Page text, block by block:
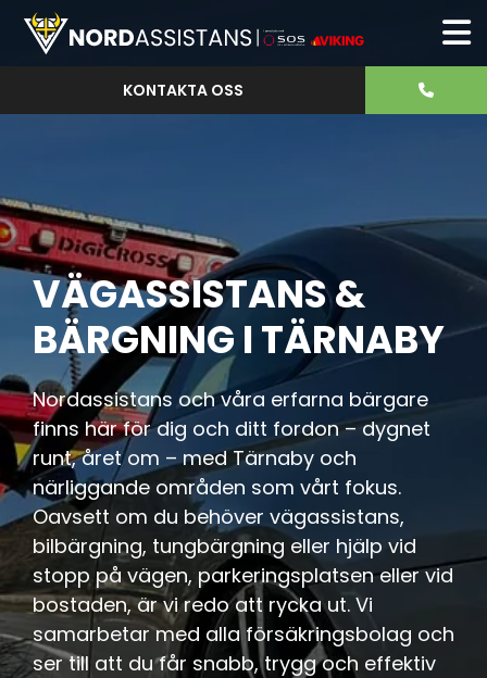
KONTAKTA OSS
VÄGASSISTANS &
BÄRGNING I TÄRNABY
Nordassistans och våra erfarna bärgare
finns här för dig och ditt fordon – dygnet
runt, året om – med Tärnaby och
närliggande områden som vårt fokus.
Oavsett om du behöver vägassistans,
bilbärgning, tungbärgning eller hjälp vid
stopp på vägen, parkeringsplatsen eller vid
bostaden, är vi redo att rycka ut. Vi
samarbetar med alla försäkringsbolag och
ser till att du får snabb, trygg och effektiv